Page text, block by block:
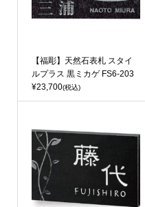
【福彫】天然石表札 スタイ
ルプラス 黒ミカゲ FS6-203
¥23,700(税込)